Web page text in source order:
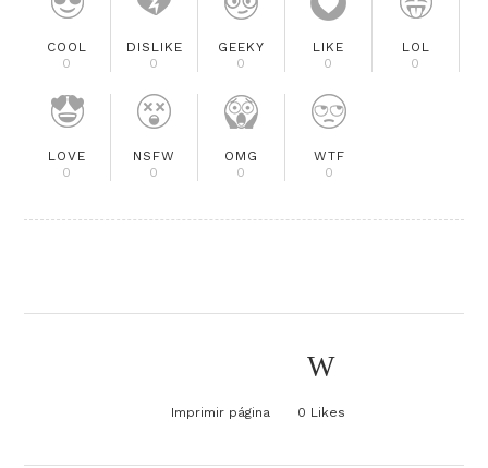
COOL
0
DISLIKE
0
GEEKY
0
LIKE
0
LOL
0
LOVE
0
NSFW
0
OMG
0
WTF
0
Imprimir página 0 Likes